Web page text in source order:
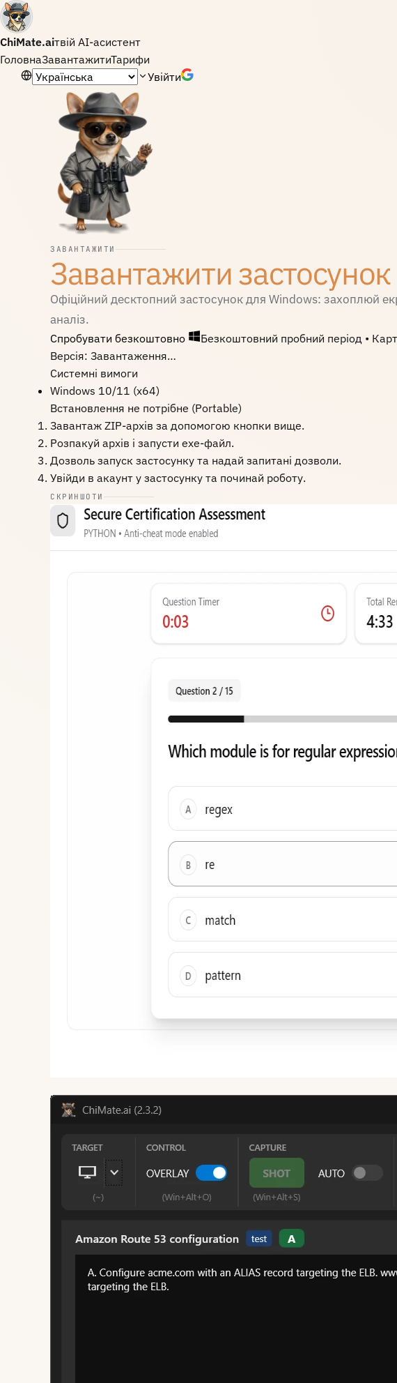
ChiMate.aiтвій AI-асистент
ГоловнаЗавантажитиТарифи
Мова
Увійти
ЗАВАНТАЖИТИ
Завантажити застосунок
Офіційний десктопний застосунок для Windows: захоплюй
аналіз.
Спробувати безкоштовно
Безкоштовний пробний період •
Версія: Завантаження…
Системні вимоги
Windows 10/11 (x64)
Встановлення не потрібне (Portable)
Завантаж ZIP-архів за допомогою кнопки вище.
Розпакуй архів і запусти exe-файл.
Дозволь запуск застосунку та надай запитані дозволи.
Увійди в акаунт у застосунку та починай роботу.
СКРИНШОТИ